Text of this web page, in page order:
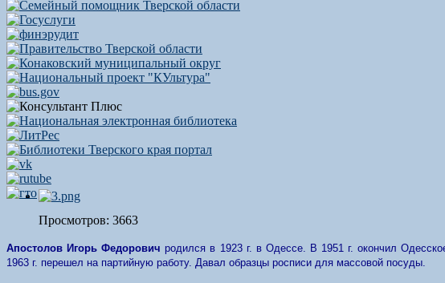
Просмотров: 3663
Апостолов Игорь Федорович родился в 1923 г. в Одессе. В 1951 г. окончил
1963 г. перешел на партийную работу. Давал образцы росписи для массовой посуды.